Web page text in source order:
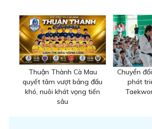
Thuận Thành Cà Mau
quyết tâm vượt bảng đấu
khó, nuôi khát vọng tiến
sâu
Chuyển
phát